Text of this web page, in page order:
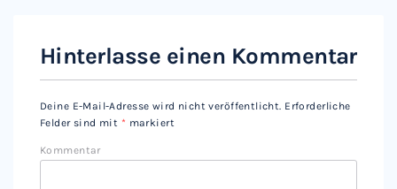
Hinterlasse einen Kommentar
Deine E-Mail-Adresse wird nicht veröffentlicht. Erforderliche
Felder sind mit * markiert
Kommentar